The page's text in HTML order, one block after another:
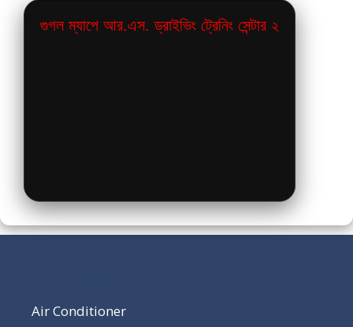
গুগল ম্যাপে আর.এস. ড্রাইভিং ট্রেনিং সেন্টার ২
Air Conditioner